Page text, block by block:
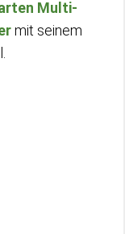
Multi-
mit seinem